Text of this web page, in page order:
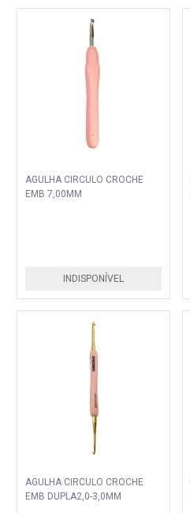
AGULHA CIRCULO CROCHE
EMB 7,00MM
INDISPONÍVEL
AGULHA CIRCULO CROCHE
EMB DUPLA2,0-3,0MM